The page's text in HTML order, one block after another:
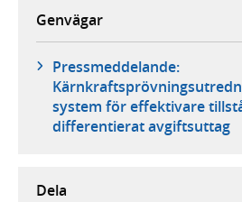
Genvägar
Pressmeddelande:
system för effektivare
differentierat avgiftsuttag
Dela